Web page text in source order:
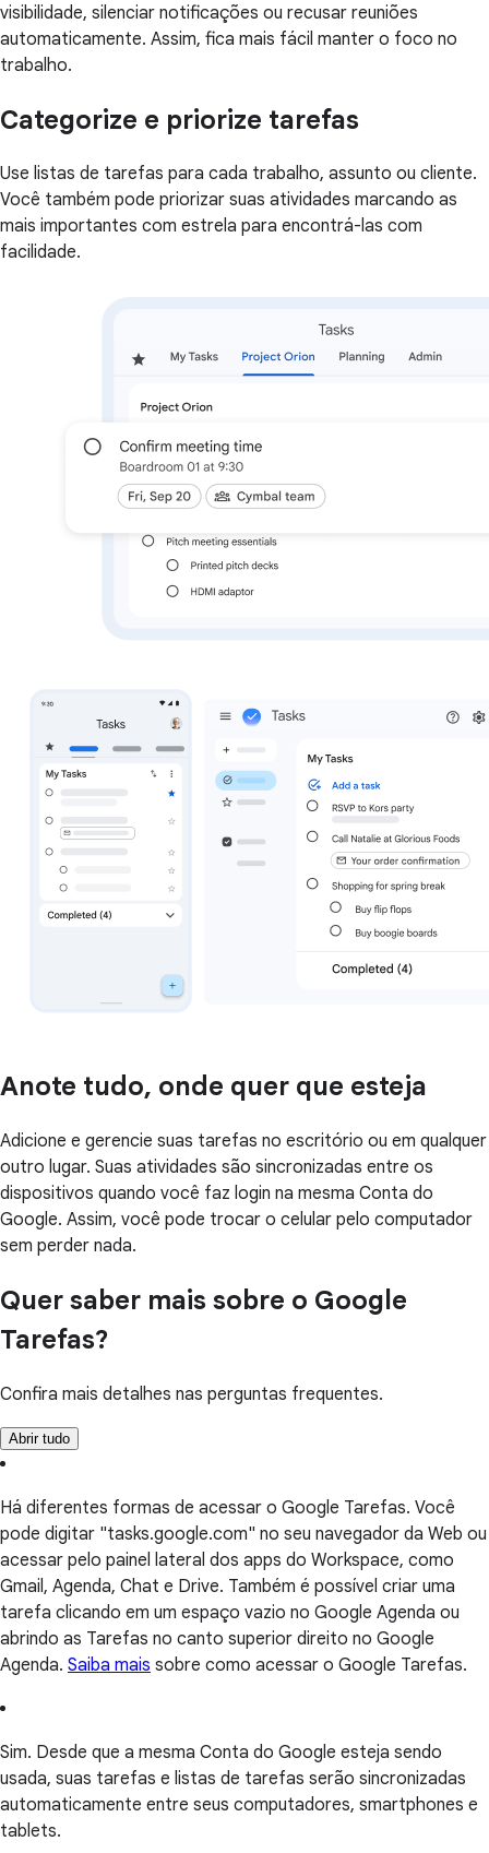
visibilidade, silenciar notificações ou recusar reuniões
automaticamente. Assim, fica mais fácil manter o foco no
trabalho.
Categorize e priorize tarefas
Use listas de tarefas para cada trabalho, assunto ou cliente.
Você também pode priorizar suas atividades marcando as
mais importantes com estrela para encontrá-las com
facilidade.
Anote tudo, onde quer que esteja
Adicione e gerencie suas tarefas no escritório ou em qualquer
outro lugar. Suas atividades são sincronizadas entre os
dispositivos quando você faz login na mesma Conta do
Google. Assim, você pode trocar o celular pelo computador
sem perder nada.
Quer saber mais sobre o Google
Tarefas?
Confira mais detalhes nas perguntas frequentes.
Abrir tudo
Há diferentes formas de acessar o Google Tarefas. Você
pode digitar "tasks.google.com" no seu navegador da Web ou
acessar pelo painel lateral dos apps do Workspace, como
Gmail, Agenda, Chat e Drive. Também é possível criar uma
tarefa clicando em um espaço vazio no Google Agenda ou
abrindo as Tarefas no canto superior direito no Google
Agenda. Saiba mais sobre como acessar o Google Tarefas.
Sim. Desde que a mesma Conta do Google esteja sendo
usada, suas tarefas e listas de tarefas serão sincronizadas
automaticamente entre seus computadores, smartphones e
tablets.